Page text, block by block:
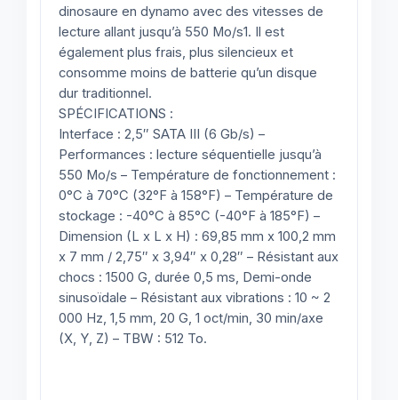
dinosaure en dynamo avec des vitesses de
lecture allant jusqu’à 550 Mo/s1. Il est
également plus frais, plus silencieux et
consomme moins de batterie qu’un disque
dur traditionnel.
SPÉCIFICATIONS :
Interface : 2,5″ SATA III (6 Gb/s) –
Performances : lecture séquentielle jusqu’à
550 Mo/s – Température de fonctionnement :
0°C à 70°C (32°F à 158°F) – Température de
stockage : -40°C à 85°C (-40°F à 185°F) –
Dimension (L x L x H) : 69,85 mm x 100,2 mm
x 7 mm / 2,75″ x 3,94″ x 0,28″ – Résistant aux
chocs : 1500 G, durée 0,5 ms, Demi-onde
sinusoïdale – Résistant aux vibrations : 10 ~ 2
000 Hz, 1,5 mm, 20 G, 1 oct/min, 30 min/axe
(X, Y, Z) – TBW : 512 To.